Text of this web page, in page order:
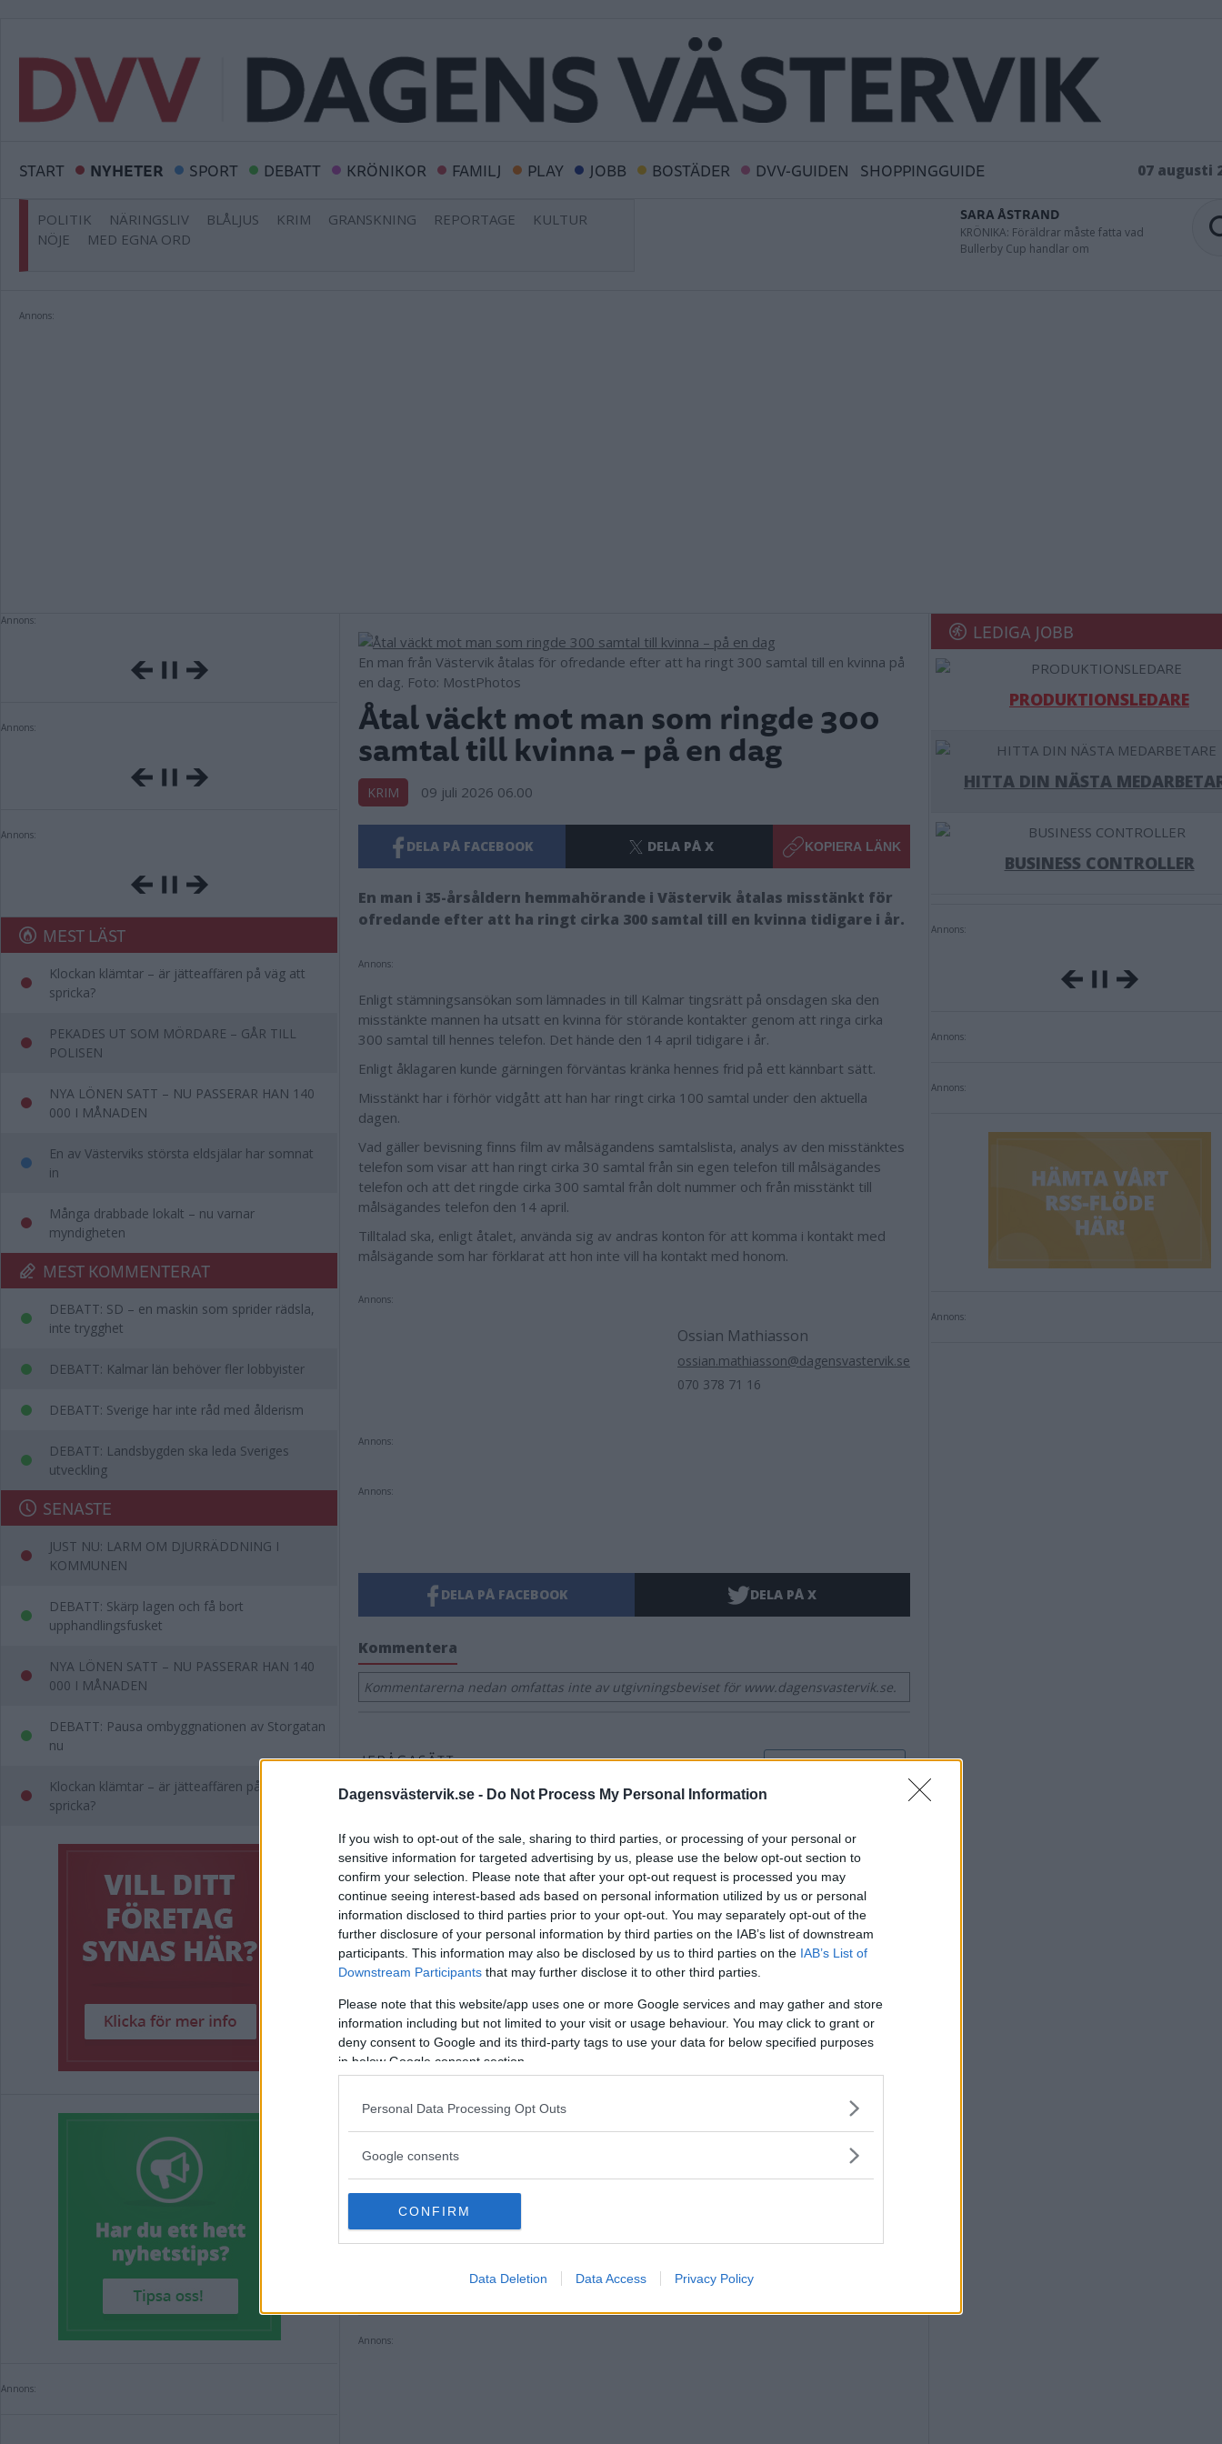
Dagensvästervik.se - Do Not Process My Personal Information
If you wish to opt-out of the sale, sharing to third parties, or processing of your personal or
sensitive information for targeted advertising by us, please use the below opt-out section to
confirm your selection. Please note that after your opt-out request is processed you may
continue seeing interest-based ads based on personal information utilized by us or personal
information disclosed to third parties prior to your opt-out. You may separately opt-out of the
further disclosure of your personal information by third parties on the IAB’s list of downstream
participants. This information may also be disclosed by us to third parties on the IAB’s List of
Downstream Participants that may further disclose it to other third parties.
Please note that this website/app uses one or more Google services and may gather and store
information including but not limited to your visit or usage behaviour. You may click to grant or
deny consent to Google and its third-party tags to use your data for below specified purposes
in below Google consent section.
Personal Data Processing Opt Outs
Google consents
CONFIRM
Data Deletion Data Access Privacy Policy
START NYHETER SPORT DEBATT KRÖNIKOR FAMILJ PLAY JOBB BOSTÄDER DVV-GUIDEN SHOPPINGGUIDE 07 augusti
POLITIK NÄRINGSLIV BLÅLJUS KRIM GRANSKNING REPORTAGE
KULTUR
NÖJE
MED EGNA ORD
SARA ÅSTRAND
KRÖNIKA: Föräldrar måste fatta vad
Bullerby Cup handlar om
Annons:
Annons:
Annons:
Annons:
MEST LÄST
Klockan klämtar – är jätteaffären på väg att
spricka?
PEKADES UT SOM MÖRDARE – GÅR TILL
POLISEN
NYA LÖNEN SATT – NU PASSERAR HAN 140
000 I MÅNADEN
En av Västerviks största eldsjälar har somnat
in
Många drabbade lokalt – nu varnar
myndigheten
MEST KOMMENTERAT
DEBATT: SD – en maskin som sprider rädsla,
inte trygghet
DEBATT: Kalmar län behöver fler lobbyister
DEBATT: Sverige har inte råd med ålderism
DEBATT: Landsbygden ska leda Sveriges
utveckling
SENASTE
JUST NU: LARM OM DJURRÄDDNING I
KOMMUNEN
DEBATT: Skärp lagen och få bort
upphandlingsfusket
NYA LÖNEN SATT – NU PASSERAR HAN 140
000 I MÅNADEN
DEBATT: Pausa ombyggnationen av Storgatan
nu
Klockan klämtar – är jätteaffären på väg att
spricka?
Annons:
En man från Västervik åtalas för ofredande efter att ha ringt 300 samtal till en kvinna på
en dag. Foto: MostPhotos
Åtal väckt mot man som ringde 300
samtal till kvinna – på en dag
KRIM 09 juli 2026 06.00
DELA PÅ FACEBOOK DELA PÅ X KOPIERA LÄNK
En man i 35-årsåldern hemmahörande i Västervik åtalas misstänkt för
ofredande efter att ha ringt cirka 300 samtal till en kvinna tidigare i år.
Annons:
Enligt stämningsansökan som lämnades in till Kalmar tingsrätt på onsdagen ska den
misstänkte mannen ha utsatt en kvinna för störande kontakter genom att ringa cirka
300 samtal till hennes telefon. Det hände den 14 april tidigare i år.
Enligt åklagaren kunde gärningen förväntas kränka hennes frid på ett kännbart sätt.
Misstänkt har i förhör vidgått att han har ringt cirka 100 samtal under den aktuella
dagen.
Vad gäller bevisning finns film av målsägandens samtalslista, analys av den misstänktes
telefon som visar att han ringt cirka 30 samtal från sin egen telefon till målsägandes
telefon och att det ringde cirka 300 samtal från dolt nummer och från misstänkt till
målsägandes telefon den 14 april.
Tilltalad ska, enligt åtalet, använda sig av andras konton för att komma i kontakt med
målsägande som har förklarat att hon inte vill ha kontakt med honom.
Annons:
Ossian Mathiasson
ossian.mathiasson@dagensvastervik.se
070 378 71 16
Annons:
Annons:
DELA PÅ FACEBOOK DELA PÅ X
Kommentera
Kommentarerna nedan omfattas inte av utgivningsbeviset för www.dagensvastervik.se.
Körde in i husbil under färd – flera
anmälningar samlade här
06 augusti 2026 15.00
Annons:
LEDIGA JOBB
PRODUKTIONSLEDARE
HITTA DIN NÄSTA
BUSINESS CONTROLLER
Annons:
Annons:
Annons:
Annons: